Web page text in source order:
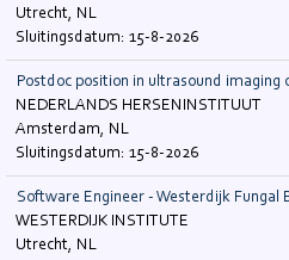
Utrecht, NL
15-8-2026
Postdoc position in ultrasound imaging
NEDERLANDS HERSENINSTITUUT
Amsterdam, NL
15-8-2026
Software Engineer - Westerdijk
WESTERDIJK INSTITUTE
Utrecht, NL